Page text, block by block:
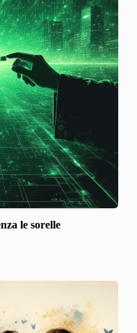
le sorelle